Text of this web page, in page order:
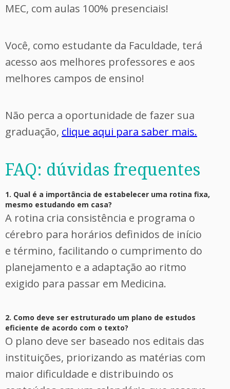
MEC, com aulas 100% presenciais!
Você, como estudante da Faculdade, terá
acesso aos melhores professores e aos
melhores campos de ensino!
Não perca a oportunidade de fazer sua
graduação, clique aqui para saber mais.
FAQ: dúvidas frequentes
1. Qual é a importância de estabelecer uma rotina fixa,
mesmo estudando em casa?
A rotina cria consistência e programa o
cérebro para horários definidos de início
e término, facilitando o cumprimento do
planejamento e a adaptação ao ritmo
exigido para passar em Medicina.
2. Como deve ser estruturado um plano de estudos
eficiente de acordo com o texto?
O plano deve ser baseado nos editais das
instituições, priorizando as matérias com
maior dificuldade e distribuindo os